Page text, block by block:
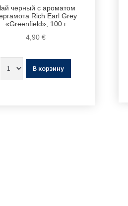
черный с ароматом
Rich Earl Grey
«Greenfield», 100 г
4,90€
В корзину